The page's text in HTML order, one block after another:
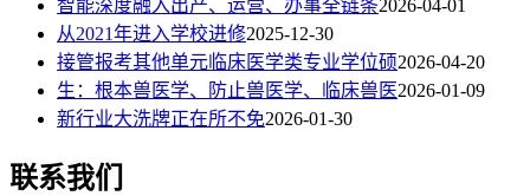
智能深度融入出产、运营、办事全链条2026-04-01
从2021年进入学校进修2025-12-30
接管报考其他单元临床医学类专业学位硕2026-04-20
生：根本兽医学、防止兽医学、临床兽医2026-01-09
新行业大洗牌正在所不免2026-01-30
联系我们